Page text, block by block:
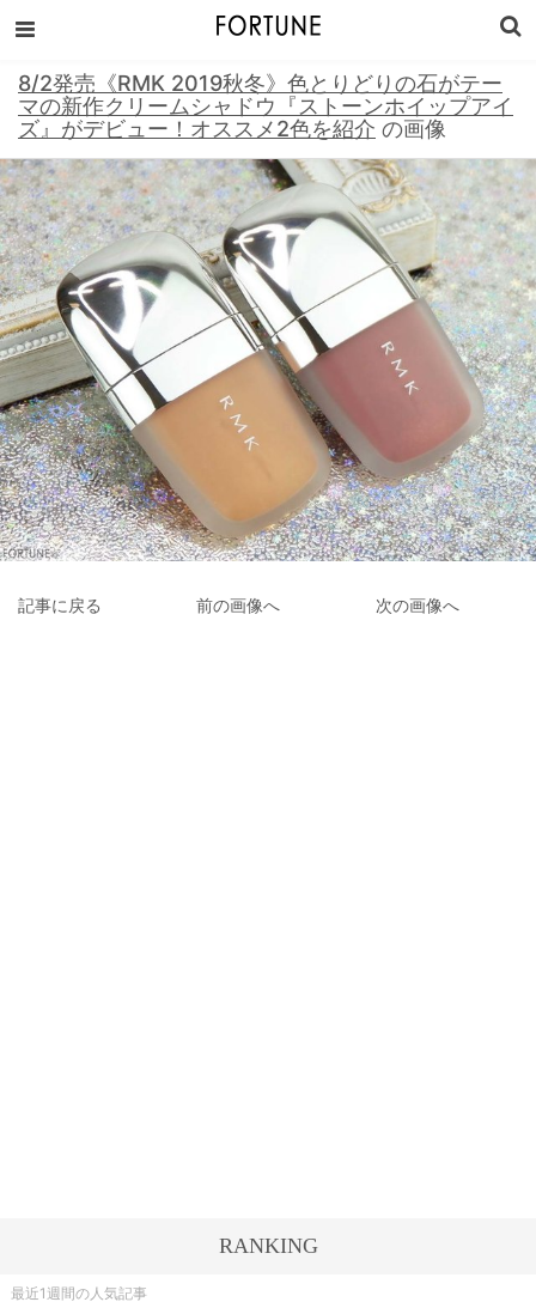
8/2発売《RMK 2019秋冬》色とりどりの石がテー
マの新作クリームシャドウ『ストーンホイップアイ
ズ』がデビュー！オススメ2色を紹介 の画像
記事に戻る 前の画像へ 次の画像へ
RANKING
最近1週間の人気記事